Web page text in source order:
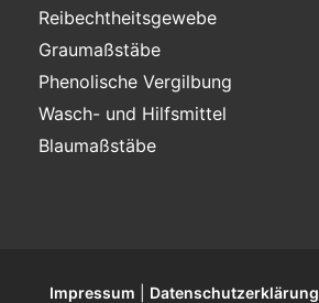
Reibechtheitsgewebe
Graumaßstäbe
Phenolische Vergilbung
Wasch- und Hilfsmittel
Blaumaßstäbe
Impressum Datenschutzerklärung